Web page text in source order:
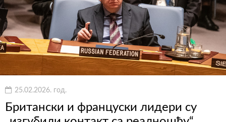
25.02.2026. год.
Британски и француски лидери су